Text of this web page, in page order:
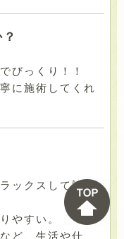
びっくり！！
に施術してくれ
ックスして話し
やすい。
ど、生活や仕